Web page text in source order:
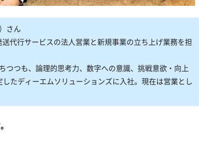
さん
代行サービスの法人営業と新規事業の立ち上げ業務を担
つつも、論理的思考力、数字への意識、挑戦意欲・向上
たディーエムソリューションズに入社。現在は営業とし